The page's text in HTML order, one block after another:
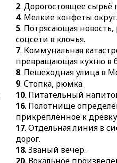
37.Покрытое
39.
возбуждения
41.
43.
романа.
45.Плоский
штангу в
46.Огромный
47.Блюдо из
взрыв в
коробке.
25.
дефекты речи.
26.Время
пищи.
27.Ручной
28.Дама в
бросить
32.
закусочная.
хомута.
2. Дорогостоящее
4. Мелкие конфеты
5. Потрясающая
соцсети в клочья.
7. Коммунальная
превращающая кухню в
8. Пешеходная улица в
9. Стопка, рюмка.
10. Питательный
16. Полотнище
прикреплённое к
17. Отдельная линия в
дорог.
18. Званый вечер.